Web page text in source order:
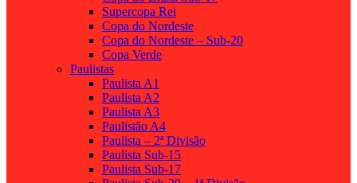
Supercopa Rei
Copa do Nordeste
Copa do Nordeste – Sub-20
Copa Verde
Paulistas
Paulista A1
Paulista A2
Paulista A3
Paulistão A4
Paulista – 2ª Divisão
Paulista Sub-15
Paulista Sub-17